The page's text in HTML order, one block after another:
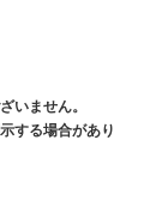
いません。
する場合があり